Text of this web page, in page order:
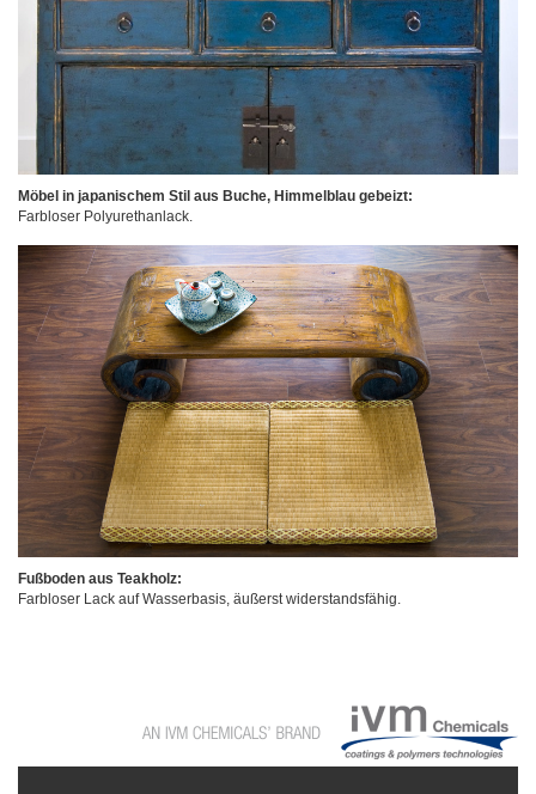
Möbel in japanischem Stil aus Buche, Himmelblau gebeizt:
Farbloser Polyurethanlack.
Fußboden aus Teakholz:
Farbloser Lack auf Wasserbasis, äußerst widerstandsfähig.